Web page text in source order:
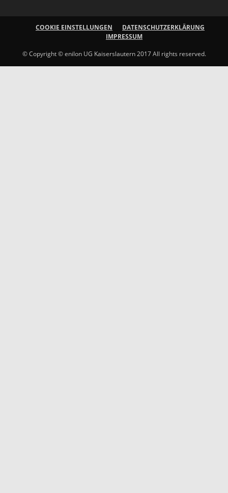
COOKIE EINSTELLUNGEN
DATENSCHUTZERKLÄRUNG
IMPRESSUM
© Copyright © enilon UG Kaiserslautern 2017 All rights reserved.